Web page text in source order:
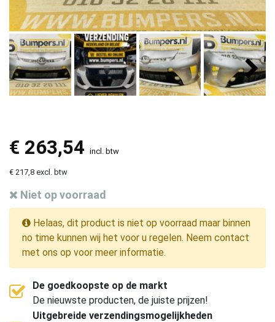
€ 263,54 incl. btw
€ 217,8 excl. btw
Niet op voorraad
Helaas, dit product is niet op voorraad maar binnen
no time kunnen wij het voor u regelen. Neem contact
met ons op voor meer informatie.
De goedkoopste op de markt
De nieuwste producten, de juiste prijzen!
Uitgebreide verzendingsmogelijkheden